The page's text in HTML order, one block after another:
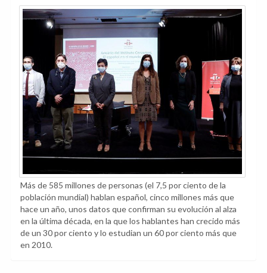
Más de 585 millones de personas (el 7,5 por ciento de la
población mundial) hablan español, cinco millones más que
hace un año, unos datos que confirman su evolución al alza
en la última década, en la que los hablantes han crecido más
de un 30 por ciento y lo estudian un 60 por ciento más que
en 2010.